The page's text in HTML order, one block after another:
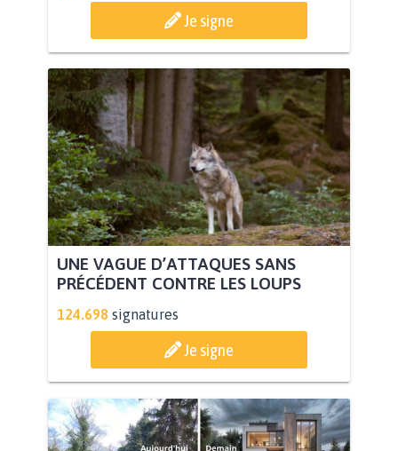
Je signe
UNE VAGUE D’ATTAQUES SANS
PRÉCÉDENT CONTRE LES LOUPS
124.698 signatures
Je signe